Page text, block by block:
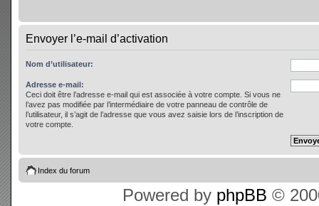
Envoyer l’e-mail d’activation
Nom d’utilisateur:
Adresse e-mail:
Ceci doit être l’adresse e-mail qui est associée à votre compte. Si vous ne
l’avez pas modifiée par l’intermédiaire de votre panneau de contrôle de
l’utilisateur, il s’agit de l’adresse que vous avez saisie lors de l’inscription de
votre compte.
Index du forum
Powered by phpBB ©